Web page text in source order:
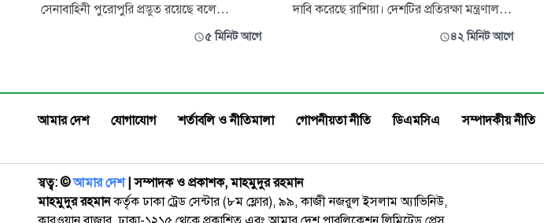
সেনাবাহিনী পুরোপুরি প্রস্তুত রয়েছে বলে
জানিয়েছেন দেশটির সেনাবাহিনীর মুখপাত্র
বাড়াতে নিয়মিত কাজ করে যাচ্ছে। এর অংশ
হিসেবে ক্ষতিগ্রস্ত সামরিক ব্যবস্থা আধুনিকায়ন, নতুন
৫ মিনিট আগে
দাবি করেছে রাশিয়া। দেশটির প্রতিরক্ষা মন্ত্রণালয়
এক বিবৃতিতে জানিয়েছে, বুধবার রাতভর মস্কো,
বৃহস্পতিবার সকালে রাশিয়ার শহর
ইয়ারোস্লাভলের আকাশে কালো
৪২ মিনিট আগে
আমার দেশ যোগাযোগ শর্তাবলি ও নীতিমালা গোপনীয়তা নীতি ডিএমসিএ সম্পাদকীয় নীতি
স্বত্ব: ©️আমার দেশ| সম্পাদক ও প্রকাশক, মাহমুদুর রহমান
মাহমুদুর রহমানকর্তৃক ঢাকা ট্রেড সেন্টার (৮ম ফ্লোর), ৯৯, কাজী নজরুল ইসলাম অ্যাভিনিউ,